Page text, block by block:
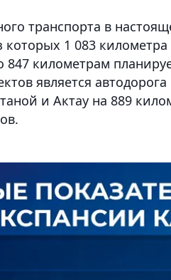
транспорта в
которых 1 083
километрам
является
и Актау на 889